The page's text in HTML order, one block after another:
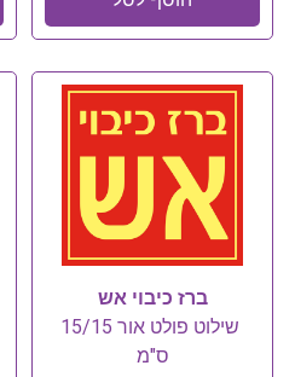
ברז כיבוי אש
שילוט פולט אור 15/15
ס"מ